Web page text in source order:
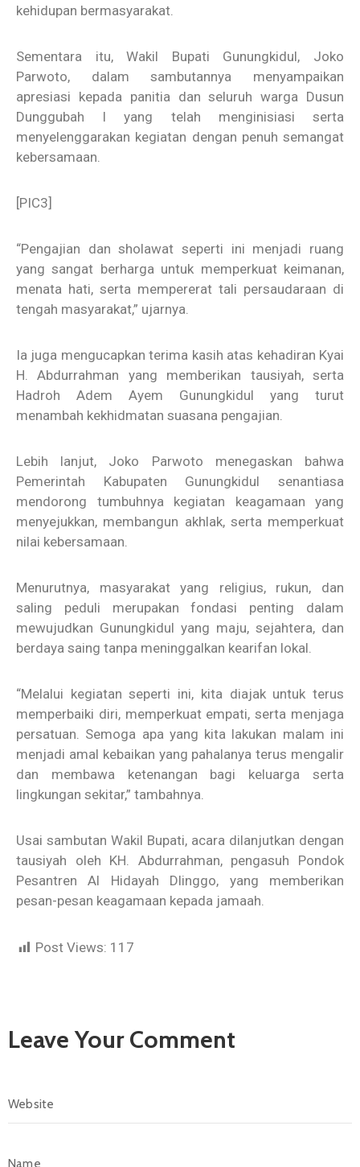
kehidupan bermasyarakat.
Sementara itu, Wakil Bupati Gunungkidul, Joko
Parwoto, dalam sambutannya menyampaikan
apresiasi kepada panitia dan seluruh warga Dusun
Dunggubah I yang telah menginisiasi serta
menyelenggarakan kegiatan dengan penuh semangat
kebersamaan.
[PIC3]
“Pengajian dan sholawat seperti ini menjadi ruang
yang sangat berharga untuk memperkuat keimanan,
menata hati, serta mempererat tali persaudaraan di
tengah masyarakat,” ujarnya.
Ia juga mengucapkan terima kasih atas kehadiran Kyai
H. Abdurrahman yang memberikan tausiyah, serta
Hadroh Adem Ayem Gunungkidul yang turut
menambah kekhidmatan suasana pengajian.
Lebih lanjut, Joko Parwoto menegaskan bahwa
Pemerintah Kabupaten Gunungkidul senantiasa
mendorong tumbuhnya kegiatan keagamaan yang
menyejukkan, membangun akhlak, serta memperkuat
nilai kebersamaan.
Menurutnya, masyarakat yang religius, rukun, dan
saling peduli merupakan fondasi penting dalam
mewujudkan Gunungkidul yang maju, sejahtera, dan
berdaya saing tanpa meninggalkan kearifan lokal.
“Melalui kegiatan seperti ini, kita diajak untuk terus
memperbaiki diri, memperkuat empati, serta menjaga
persatuan. Semoga apa yang kita lakukan malam ini
menjadi amal kebaikan yang pahalanya terus mengalir
dan membawa ketenangan bagi keluarga serta
lingkungan sekitar,” tambahnya.
Usai sambutan Wakil Bupati, acara dilanjutkan dengan
tausiyah oleh KH. Abdurrahman, pengasuh Pondok
Pesantren Al Hidayah Dlinggo, yang memberikan
pesan-pesan keagamaan kepada jamaah.
Post Views: 117
Leave Your Comment